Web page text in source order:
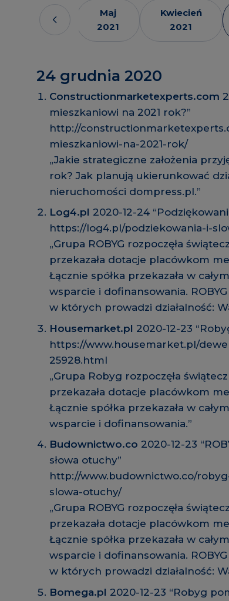
Maj
2021
Kwiecień
2021
24 grudnia 2020
Constructionmarketexperts.com
mieszkaniowi na 2021 rok?”
http://
mieszkaniowi-na-2021-rok/
„Jakie strategiczne założenia
rok? Jak planują ukierunkować
nieruchomości dompress.pl.”
Log4.pl 2020-12-24
https://log4.pl/podziekowania-i-
„Grupa ROBYG rozpoczęła
przekazała dotacje placówkom
Łącznie spółka przekazała w
wsparcie i dofinansowania.
w których prowadzi działalność:
Housemarket.pl 2020-12-23
https://www.housemarket.pl/
25928.html
„Grupa Robyg rozpoczęła
przekazała dotacje placówkom
Łącznie spółka przekazała w
wsparcie i dofinansowania.”
Budownictwo.co 2020-12-23
słowa otuchy”
http://www.budownictwo.co/
slowa-otuchy/
„Grupa ROBYG rozpoczęła
przekazała dotacje placówkom
Łącznie spółka przekazała w
wsparcie i dofinansowania.
w których prowadzi działalność:
Bomega.pl 2020-12-23 “Robyg